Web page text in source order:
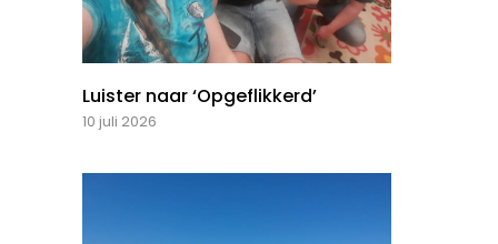
Luister naar ‘Opgeflikkerd’
10 juli 2026